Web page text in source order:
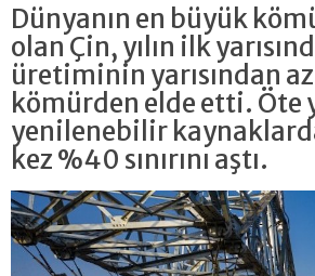
Dünyanın en büyük
olan Çin, yılın ilk
üretiminin yarısından
kömürden elde etti. Öte
yenilenebilir
kez %40 sınırını aştı.